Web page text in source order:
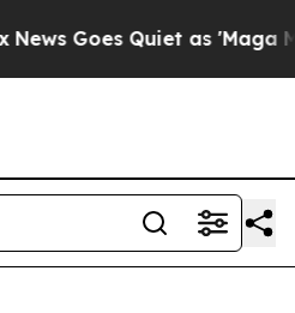
Goes Quiet as 'Maga